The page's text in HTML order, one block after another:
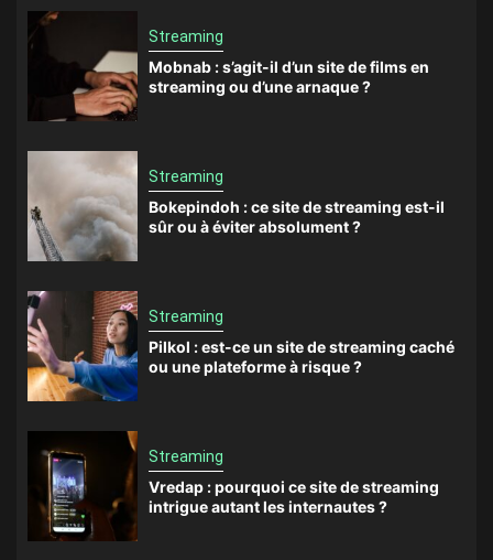
Streaming
Mobnab : s’agit-il d’un site de films en
streaming ou d’une arnaque ?
Streaming
Bokepindoh : ce site de streaming est-il
sûr ou à éviter absolument ?
Streaming
Pilkol : est-ce un site de streaming caché
ou une plateforme à risque ?
Streaming
Vredap : pourquoi ce site de streaming
intrigue autant les internautes ?